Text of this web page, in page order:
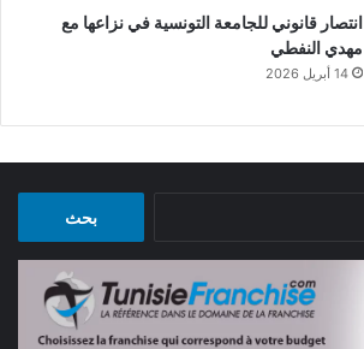
انتصار قانوني للجامعة التونسية في نزاعها مع
مهدي النفطي
14 أبريل 2026